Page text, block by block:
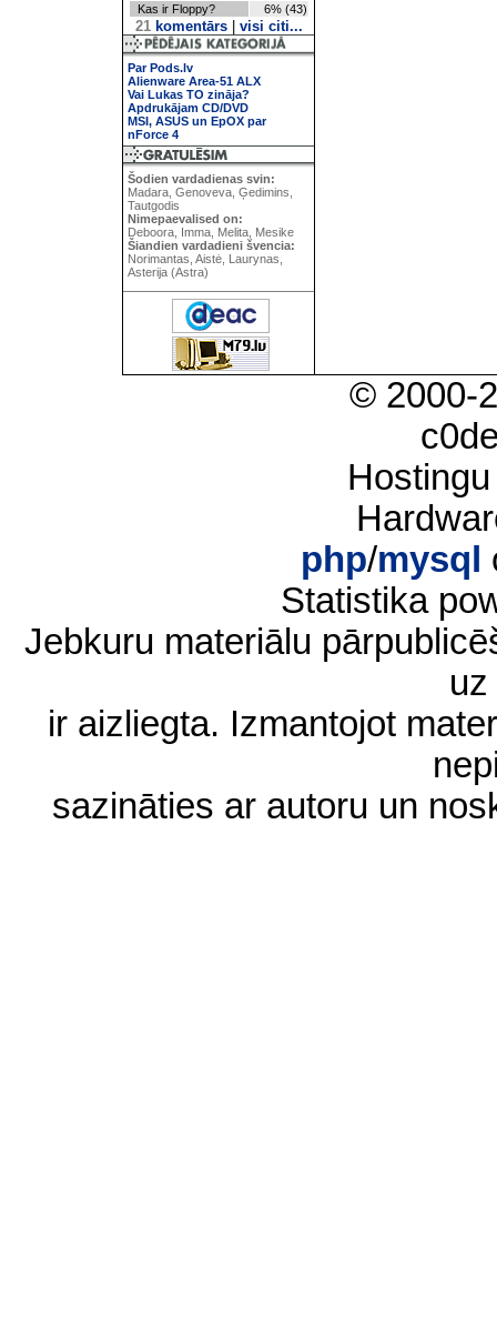
Kas ir Floppy?
6% (43)
21komentārs| visi citi...
Par Pods.lv
Alienware Area-51 ALX
Vai Lukas TO zināja?
Apdrukājam CD/DVD
MSI, ASUS un EpOX par
nForce 4
Šodien vardadienas svin:
Madara, Genoveva, Ģedimins,
Tautgodis
Nimepaevalised on:
Deboora, Imma, Melita, Mesike
Šiandien vardadieni švencia:
Norimantas, Aistė, Laurynas,
Asterija (Astra)
© 2000-
php/mysql
Statistika
Jebkuru materiālu
ir aizliegta. Izmantojot
sazināties ar autoru un